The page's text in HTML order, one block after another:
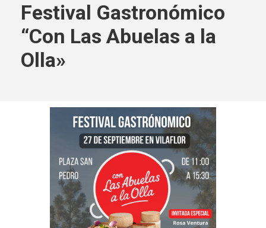
Festival Gastronómico
“Con Las Abuelas a la
Olla»